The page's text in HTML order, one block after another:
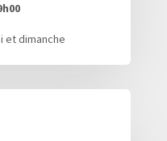
et dimanche